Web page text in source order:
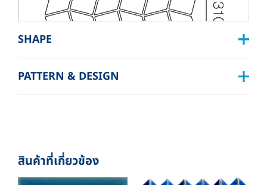
PACKING
SHAPE
SQUARE :
PATTERN & DESIGN
สินค้าที่เกี่ยวข้อง